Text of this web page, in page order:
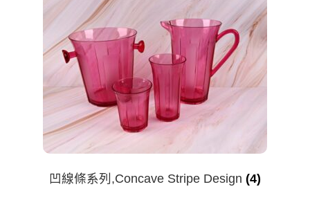
凹線條系列,Concave Stripe Design (4)